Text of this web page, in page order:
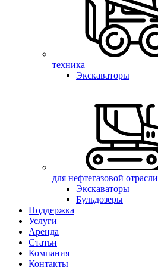
техника
Экскаваторы
для нефтегазовой отрасли
Экскаваторы
Бульдозеры
Поддержка
Услуги
Аренда
Статьи
Компания
Контакты